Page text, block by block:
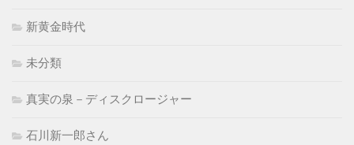
新黄金時代
未分類
真実の泉－ディスクロージャー
石川新一郎さん